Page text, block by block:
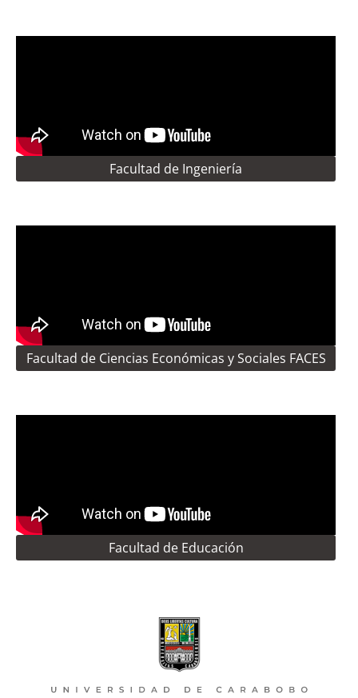
Facultad de Ingeniería
Facultad de Ciencias Económicas y Sociales FACES
Facultad de Educación